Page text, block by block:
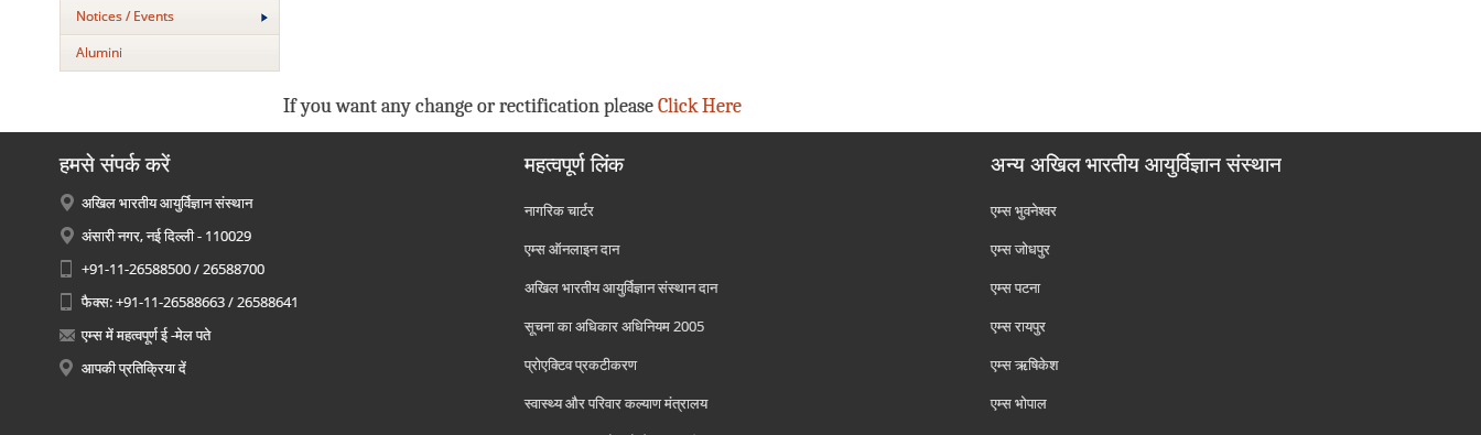
Notices / Events
Alumini
If you want any change or rectification pleaseClick Here
हमसे संपर्क करें
अखिल भारतीय आयुर्विज्ञान संस्थान
अंसारी नगर, नई दिल्ली - 110029
+91-11-26588500 / 26588700
फैक्स: +91-11-26588663 / 26588641
एम्स में महत्वपूर्ण ई -मेल पते
आपकी प्रतिक्रिया दें
महत्वपूर्ण लिंक
नागरिक चार्टर
एम्स ऑनलाइन दान
अखिल भारतीय आयुर्विज्ञान संस्थान दान
सूचना का अधिकार अधिनियम 2005
प्रोएक्टिव प्रकटीकरण
स्वास्थ्य और परिवार कल्याण मंत्रालय
अन्य अखिल भारतीय आयुर्विज्ञान संस्थान
एम्‍स भुवनेश्वर
एम्‍स जोधपुर
एम्‍स पटना
एम्‍स रायपुर
एम्‍स ऋषिकेश
एम्‍स भोपाल